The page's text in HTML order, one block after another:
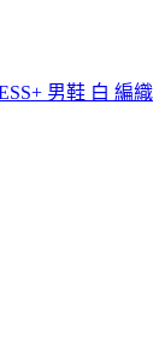
男鞋 白 編織